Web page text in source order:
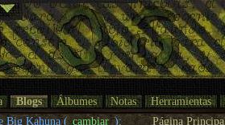
Blogs Álbumes Notas
Herramientas
Big Kahuna ( cambiar ): Página